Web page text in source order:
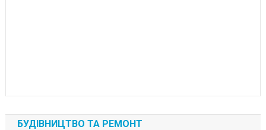
БУДІВНИЦТВО ТА РЕМОНТ